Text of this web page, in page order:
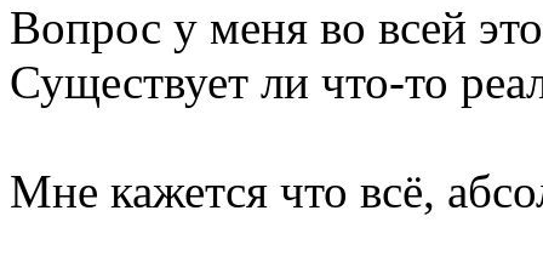
Вопрос у меня во всей
Существует ли что-то
Мне кажется что всё,